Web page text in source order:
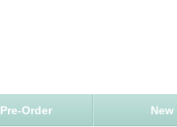
Pre-Order New